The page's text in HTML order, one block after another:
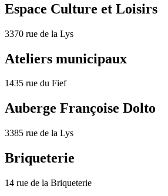
Espace Culture et Loisirs
3370 rue de la Lys
Ateliers municipaux
1435 rue du Fief
Auberge Françoise Dolto
3385 rue de la Lys
Briqueterie
14 rue de la Briqueterie